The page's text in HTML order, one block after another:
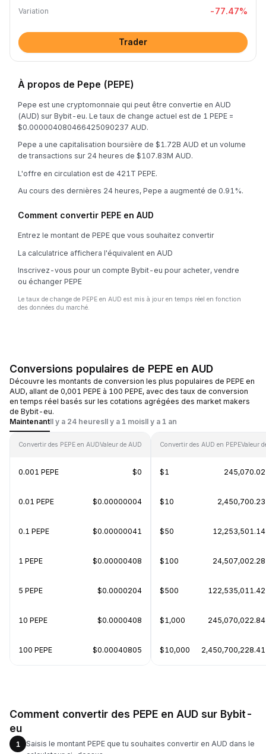
Variation -77.47%
Trader
À propos de Pepe (PEPE)
Pepe est une cryptomonnaie qui peut être convertie en AUD
(AUD) sur Bybit-eu. Le taux de change actuel est de 1 PEPE =
$0.000004080466425090237 AUD.
Pepe a une capitalisation boursière de $1.72B AUD et un volume
de transactions sur 24 heures de $107.83M AUD.
L'offre en circulation est de 421T PEPE.
Au cours des dernières 24 heures, Pepe a augmenté de 0.91%.
Comment convertir PEPE en AUD
Entrez le montant de PEPE que vous souhaitez convertir
La calculatrice affichera l'équivalent en AUD
Inscrivez-vous pour un compte Bybit-eu pour acheter, vendre
ou échanger PEPE
Le taux de change de PEPE en AUD est mis à jour en temps réel en fonction
des données du marché.
Conversions populaires de PEPE en AUD
Découvre les montants de conversion les plus populaires de PEPE en
AUD, allant de 0,001 PEPE à 100 PEPE, avec des taux de conversion
en temps réel basés sur les cotations agrégées des market makers
de Bybit-eu.
MaintenantIl y a 24 heuresIl y a 1 moisIl y a 1 an
Convertir des PEPE en AUDValeur de AUD
0.001 PEPE $0
0.01 PEPE $0.00000004
0.1 PEPE $0.00000041
1 PEPE $0.00000408
5 PEPE $0.0000204
10 PEPE $0.0000408
100 PEPE $0.00040805
Convertir des AUD en PEPEValeur
$1 245,070.02
$10 2,450,700.23
$50 12,253,501.14
$100 24,507,002.28
$500 122,535,011.42
$1,000 245,070,022.84
$10,000 2,450,700,228.41
Comment convertir des PEPE en AUD sur Bybit-
eu
1
Saisis le montant PEPE que tu souhaites convertir en AUD dans le